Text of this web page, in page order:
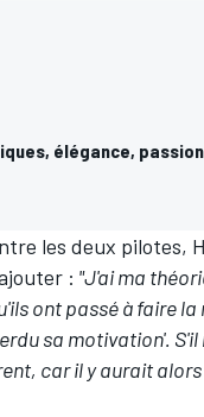
élégance,
les deux pilotes,
: "J'ai ma
ont passé à faire
sa motivation'.
car il y aurait